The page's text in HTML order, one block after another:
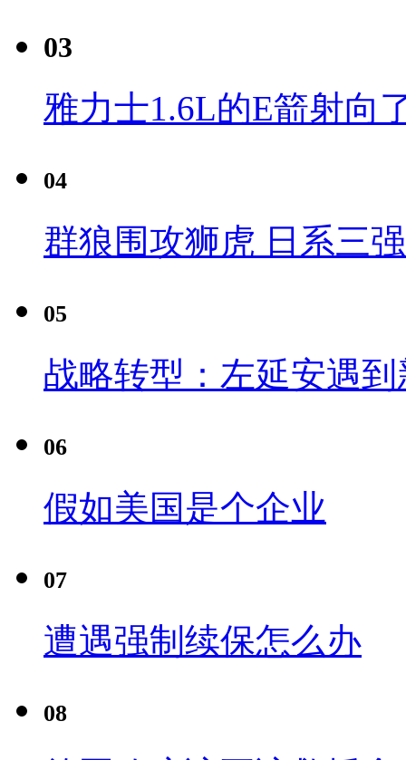
03
雅力士1.6L的E箭射向
04
群狼围攻狮虎 日系三
05
战略转型：左延安遇
06
假如美国是个企业
07
遭遇强制续保怎么办
08